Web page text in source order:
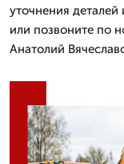
уточнения деталей
или позвоните по
Анатолий